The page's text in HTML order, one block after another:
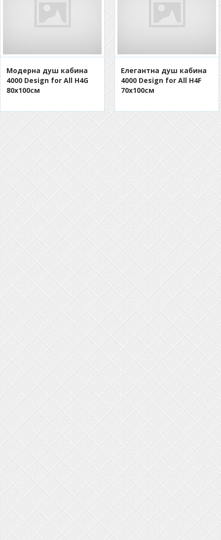
Модерна душ кабина
4000 Design for All H4G
80x100см
Елегантна душ кабина
4000 Design for All H4F
70x100см